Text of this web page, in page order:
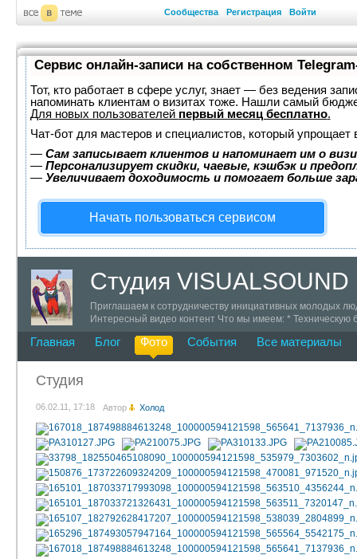
Сообщества Регистрация Войти
Сервис онлайн-записи на собственном
Тот, кто работает в сфере услуг, знает — без ведения
напоминать клиентам о визитах тоже. Нашли самый
Для новых пользователей первый месяц бесплатно.
Чат-бот для мастеров и специалистов, который упрощает
— Сам записывает клиентов и напоминает им о
— Персонализирует скидки, чаевые, кэшбэк и
— Увеличивает доходимость и помогает больше
Начать пользоваться сервисом
Студия VISUALSOUND
Приглашаем к сотрудничеству инициативных молодых
Интересный видео контент Что мы имеем: *
Главная Блог Фото События Все материалы
Студия
06.02.11, 17:18 Автор Холод